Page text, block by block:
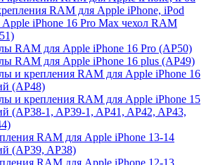
RAM для Apple iPhone, iPod
iPhone 16 Pro Max чехол RAM
RAM для Apple iPhone 16 Pro (AP50)
RAM для Apple iPhone 16 plus (AP49)
и крепления RAM для Apple iPhone 16
(AP48)
и крепления RAM для Apple iPhone 15
(AP38-1, AP39-1, AP41, AP42, AP43,
RAM для Apple iPhone 13-14
(AP39, AP38)
RAM для Apple iPhone 12-13